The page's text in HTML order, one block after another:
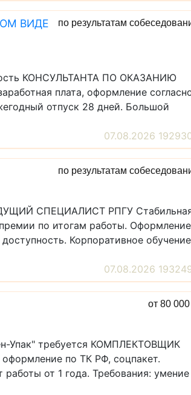
ВИДЕ
по результатам
КОНСУЛЬТАНТА ПО ОКАЗАНИЮ
плата, оформление
отпуск 28 дней. Большой
07.08.2026
по результатам
СПЕЦИАЛИСТ РПГУ
по итогам работы. Оформление
Корпоративное
07.08.2026
от 80 000
Упак" требуется КОМПЛЕКТОВЩИК
по ТК РФ, соцпакет.
от 1 года. Требования: умение